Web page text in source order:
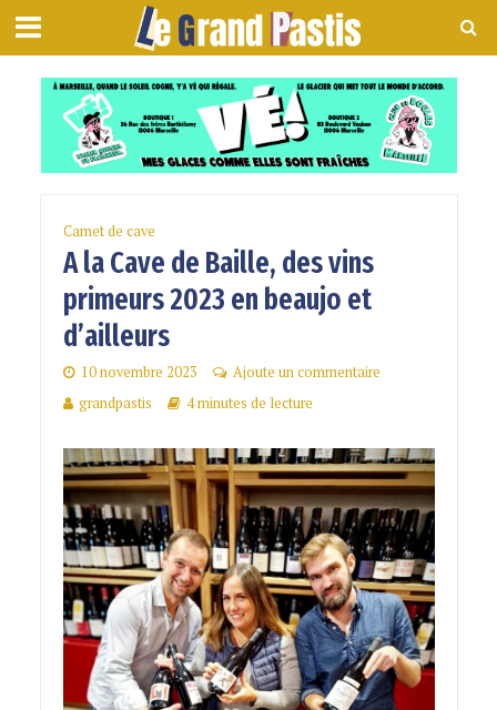
Carnet de cave
A la Cave de Baille, des vins
primeurs 2023 en beaujo et
d’ailleurs
10 novembre 2023
Ajoute un commentaire
grandpastis
4 minutes de lecture